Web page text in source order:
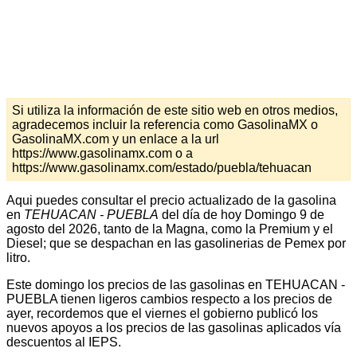
Si utiliza la información de este sitio web en otros medios,
agradecemos incluir la referencia como GasolinaMX o
GasolinaMX.com y un enlace a la url
https://www.gasolinamx.com o a
https://www.gasolinamx.com/estado/puebla/tehuacan
Aqui puedes consultar el precio actualizado de la gasolina
en TEHUACAN - PUEBLA del día de hoy Domingo 9 de
agosto del 2026, tanto de la Magna, como la Premium y el
Diesel; que se despachan en las gasolinerias de Pemex por
litro.
Este domingo los precios de las gasolinas en TEHUACAN -
PUEBLA tienen ligeros cambios respecto a los precios de
ayer, recordemos que el viernes el gobierno publicó los
nuevos apoyos a los precios de las gasolinas aplicados vía
descuentos al IEPS.